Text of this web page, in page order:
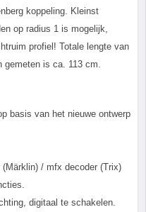
koppeling. Kleinst
op radius 1 is mogelijk,
profiel! Totale lengte van
gemeten is ca. 113 cm.
basis van het nieuwe ontwerp
/ mfx decoder (Trix)
digitaal te schakelen.